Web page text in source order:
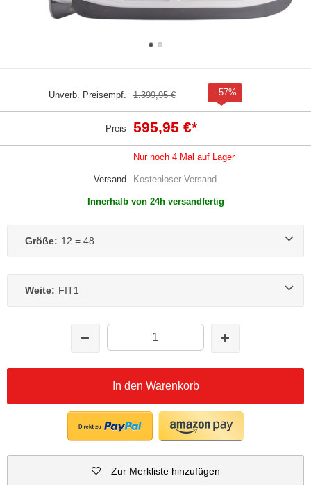
Unverb. Preisempf. 1.399,95 € - 57%
Preis 595,95 €*
Nur noch 4 Mal auf Lager
Versand Kostenloser Versand
Innerhalb von 24h versandfertig
Größe: 12 = 48
Weite: FIT1
In den Warenkorb
Zur Merkliste hinzufügen